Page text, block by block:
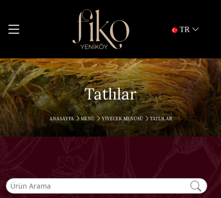
TR
Tatlılar
ANASAYFA MENÜ YIYECEK MENÜSÜ TATLILAR